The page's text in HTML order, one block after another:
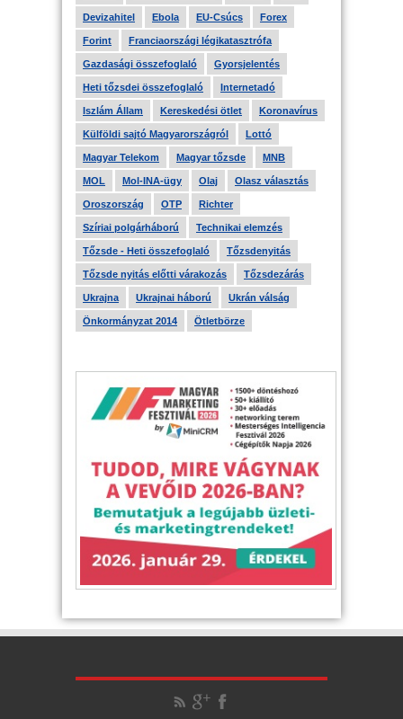
Devizahitel Ebola EU-Csúcs Forex
Forint Franciaországi légikatasztrófa
Gazdasági összefoglaló Gyorsjelentés
Heti tőzsdei összefoglaló Internetadó
Iszlám Állam Kereskedési ötlet Koronavírus
Külföldi sajtó Magyarországról Lottó
Magyar Telekom Magyar tőzsde MNB
MOL Mol-INA-ügy Olaj Olasz választás
Oroszország OTP Richter
Szíriai polgárháború Technikai elemzés
Tőzsde - Heti összefoglaló Tőzsdenyitás
Tőzsde nyitás előtti várakozás Tőzsdezárás
Ukrajna Ukrajnai háború Ukrán válság
Önkormányzat 2014 Ötletbörze